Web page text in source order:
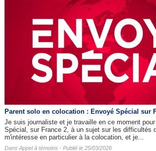
Parent solo en colocation : Envoyé Spécial sur
Je suis journaliste et je travaille en ce moment
Spécial, sur France 2, à un sujet sur les difficultés
m'intéresse en particulier à la colocation, et je...
Dans Appel à témoins - Publié le 25/03/2026